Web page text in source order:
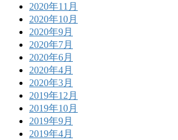
2020年11月
2020年10月
2020年9月
2020年7月
2020年6月
2020年4月
2020年3月
2019年12月
2019年10月
2019年9月
2019年4月